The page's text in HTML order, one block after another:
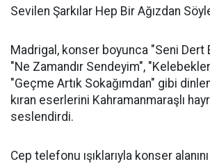
Sevilen Şarkılar Hep Bir Ağızdan
Madrigal, konser boyunca "Seni Dert
"Ne Zamandır Sendeyim",
"Geçme Artık Sokağımdan" gibi
kıran eserlerini Kahramanmaraşlı
seslendirdi.
Cep telefonu ışıklarıyla konser